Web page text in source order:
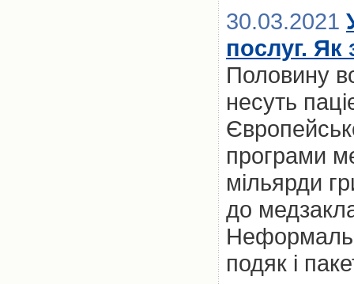
30.03.2021
послуг. Як
Половину
несуть
програми
мільярди
до
подяк і